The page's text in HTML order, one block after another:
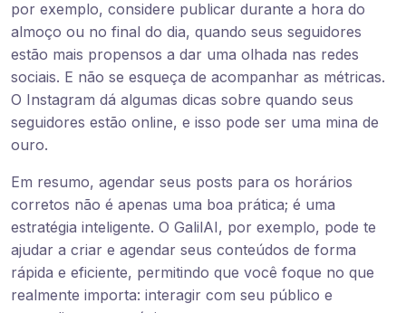
por exemplo, considere publicar durante a hora do
almoço ou no final do dia, quando seus seguidores
estão mais propensos a dar uma olhada nas redes
sociais. E não se esqueça de acompanhar as métricas.
O Instagram dá algumas dicas sobre quando seus
seguidores estão online, e isso pode ser uma mina de
ouro.
Em resumo, agendar seus posts para os horários
corretos não é apenas uma boa prática; é uma
estratégia inteligente. O GalilAI, por exemplo, pode te
ajudar a criar e agendar seus conteúdos de forma
rápida e eficiente, permitindo que você foque no que
realmente importa: interagir com seu público e